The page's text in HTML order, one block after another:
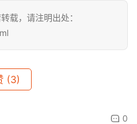
载，请注明出处：
(3)
0